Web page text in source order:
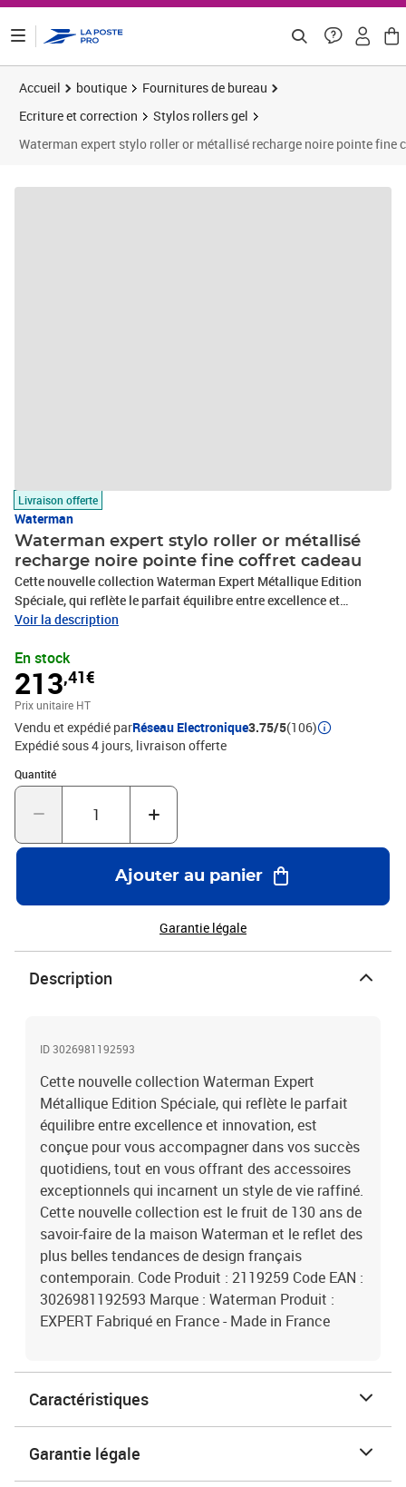
Accueil boutique
Fournitures de bureau
Ecriture et correction
Stylos rollers gel
Waterman expert stylo roller or métallisé recharge noire pointe fine
Livraison offerte
Waterman
Waterman expert stylo roller or métallisé
recharge noire pointe fine coffret cadeau
Cette nouvelle collection Waterman Expert Métallique Edition
Spéciale, qui reflète le parfait équilibre entre excellence et
innovation, est conçue pour vous accompagner dans vos succès
incarnent un style de vie raffiné. Cette nouvelle collection est le
fruit de 130 ans de savoir-faire de la maison Waterman et le reflet
des plus belles tendances de design français contemporain. Code
Produit : 2119259 Code EAN : 3026981192593 Marque :
Waterman Produit : EXPERT Fabriqué en France - Made in France
Voir la description
En stock
213,41€
Prix unitaire HT
Vendu et expédié parRéseau Electronique3.75/5(106)
Expédié sous 4 jours livraison offerte
Quantité
Quantité : 1
Ajouter au panier
Garantie légale
Description
ID 3026981192593
Cette nouvelle collection Waterman Expert
Métallique Edition Spéciale, qui reflète le parfait
équilibre entre excellence et innovation, est
conçue pour vous accompagner dans vos succès
quotidiens, tout en vous offrant des accessoires
exceptionnels qui incarnent un style de vie raffiné.
Cette nouvelle collection est le fruit de 130 ans de
savoir-faire de la maison Waterman et le reflet des
plus belles tendances de design français
contemporain. Code Produit : 2119259 Code EAN :
3026981192593 Marque : Waterman Produit :
EXPERT Fabriqué en France - Made in France
Caractéristiques
Garantie légale